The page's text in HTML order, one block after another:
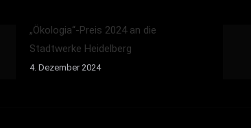
„Ökologia“-Preis 2024 an die
Stadtwerke Heidelberg
4. Dezember 2024